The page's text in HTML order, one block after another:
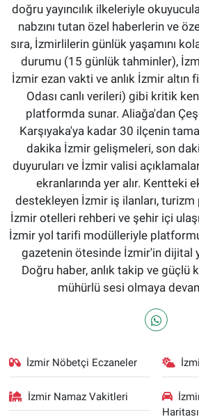
doğru yayıncılık ilkeleriyle
nabzını tutan özel haberlerin ve
sıra, İzmirlilerin günlük yaşamını
durumu (15 günlük tahminler),
İzmir ezan vakti ve anlık İzmir altın
Odası canlı verileri) gibi kritik
platformda sunar. Aliağa'dan
Karşıyaka'ya kadar 30 ilçenin
dakika İzmir gelişmeleri, son
duyuruları ve İzmir valisi
ekranlarında yer alır. Kentteki
destekleyen İzmir iş ilanları,
İzmir otelleri rehberi ve şehir içi
İzmir yol tarifi modülleriyle
gazetenin ötesinde İzmir'in dijital
Doğru haber, anlık takip ve güçlü
mühürlü sesi olmaya
İzmir Nöbetçi Eczaneler
İzmir Namaz Vakitleri
Haritası